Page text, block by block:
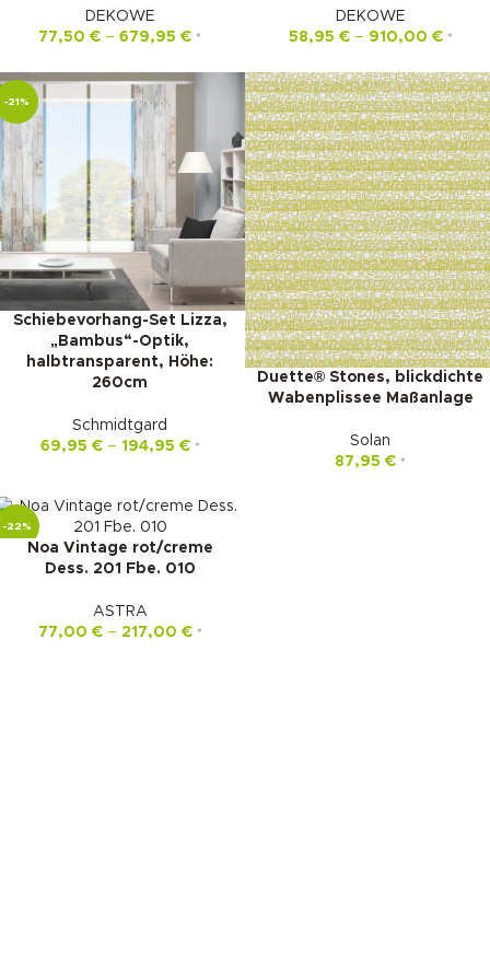
DEKOWE
77,50 € – 679,95 € *
DEKOWE
58,95 €– 910,00 € *
-21%
Schiebevorhang-Set Lizza,
„Bambus“-Optik,
halbtransparent, Höhe:
260cm
Schmidtgard
69,95 €– 194,95 € *
Duette® Stones, blickdichte
Wabenplissee Maßanlage
Solan
87,95 € *
-22%
Noa Vintage rot/creme
Dess. 201 Fbe. 010
ASTRA
77,00 €– 217,00 € *